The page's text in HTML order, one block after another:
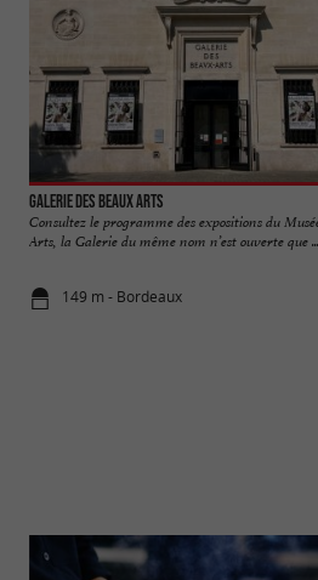
Galerie des Beaux Arts
Consultez le programme des expositions du
Arts, la Galerie du même nom n’est ouverte que ...
149 m - Bordeaux